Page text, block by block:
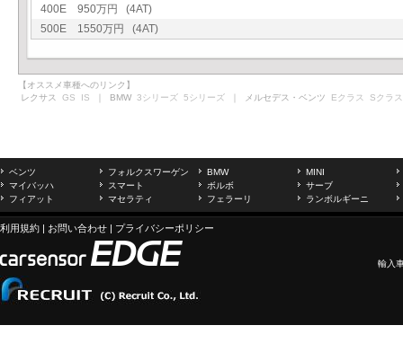
400E 950万円 (4AT)
500E 1550万円 (4AT)
【オススメ車種へのリンク】
レクサス GS IS ｜ BMW 3シリーズ 5シリーズ ｜ メルセデス・ベンツ Eクラス Sクラス
ベンツ フォルクスワーゲン BMW
MINI
マイバッハ
スマート ボルボ
サーブ
フィアット
マセラティ フェラーリ ランボルギーニ
利用規約 | お問い合わせ | プライバシーポリシー
輸入